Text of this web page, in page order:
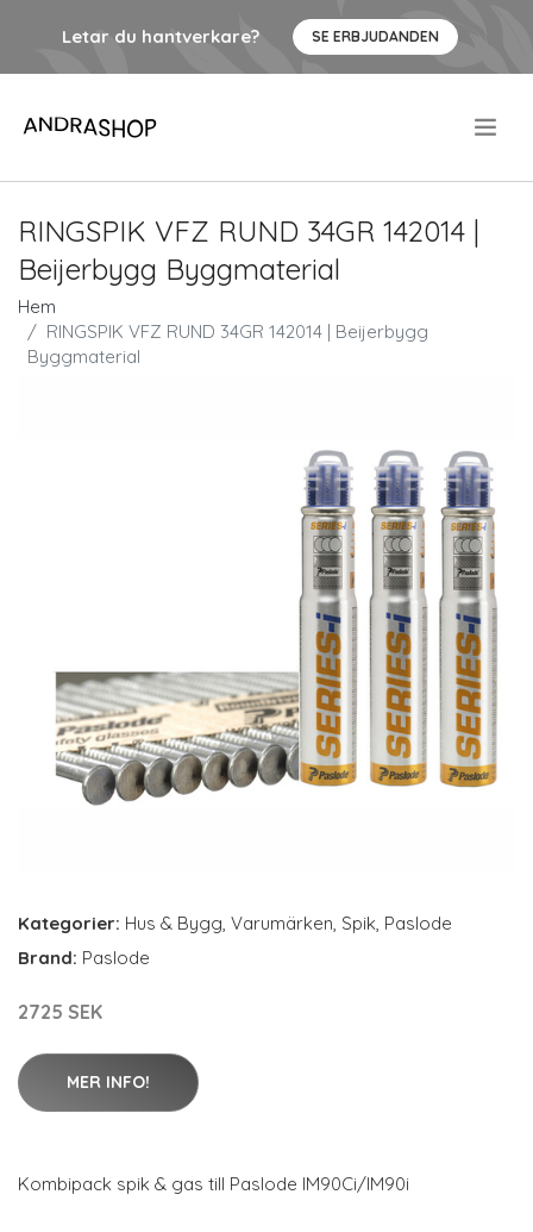
Letar du hantverkare? SE ERBJUDANDEN
RINGSPIK VFZ RUND 34GR 142014 |
Beijerbygg Byggmaterial
Hem
RINGSPIK VFZ RUND 34GR 142014 | Beijerbygg
Byggmaterial
Kategorier: Hus & Bygg, Varumärken, Spik, Paslode
Brand: Paslode
2725 SEK
MER INFO!
Kombipack spik & gas till Paslode IM90Ci/IM90i